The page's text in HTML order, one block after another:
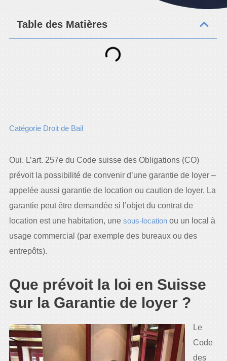
Table des Matières
Catégorie Droit de Bail
Oui. L’art. 257e du Code suisse des Obligations (CO)
prévoit la possibilité de convenir d’une garantie de loyer –
appelée aussi garantie de location ou caution de loyer. La
garantie peut être demandée si l’objet du contrat de
location est une habitation, une sous-locationou un local à
usage commercial (par exemple des bureaux ou des
entrepôts).
Que prévoit la loi en Suisse
sur la Garantie de loyer ?
Le
Code
des